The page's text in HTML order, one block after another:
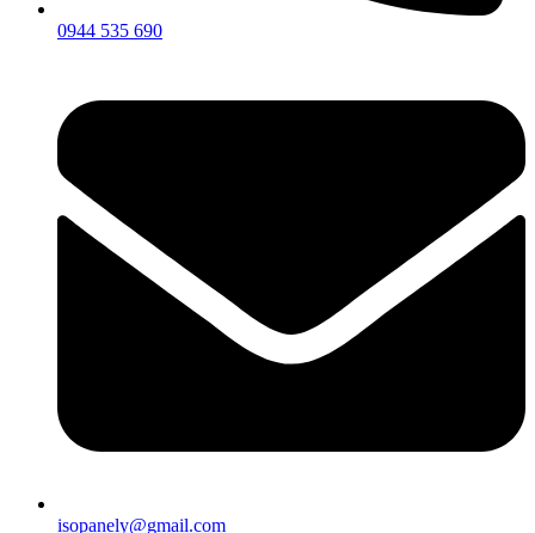
0944 535 690
isopanely@gmail.com